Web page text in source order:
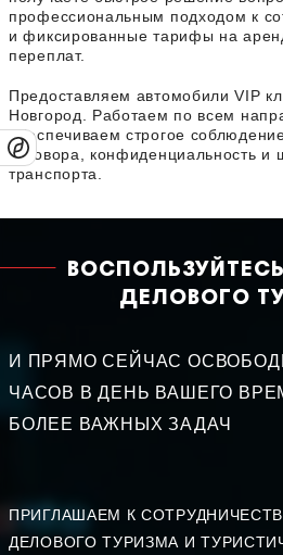
профессиональным подходом к
и фиксированные тарифы на
переплат.
Предоставляем автомобили VIP
Новгород. Работаем по всем
обеспечиваем строгое
договора, конфиденциальность и
транспорта.
ДЕЛОВОГО
И ПРЯМО СЕЙЧАС
ЧАСОВ В ДЕНЬ ВАШЕГО
БОЛЕЕ ВАЖНЫХ ЗАДАЧ
ПРИГЛАШАЕМ К
ДЕЛОВОГО ТУРИЗМА И